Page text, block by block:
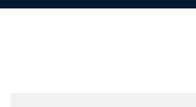
Futtermühle